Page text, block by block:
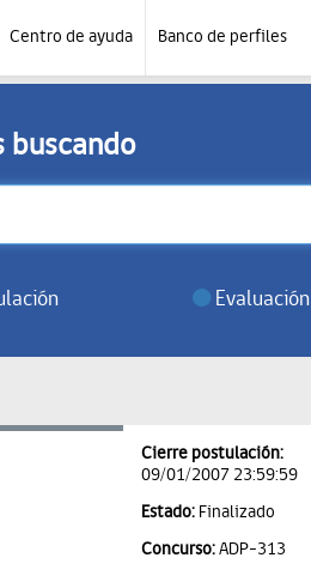
Centro de ayuda Banco de perfiles
buscando
Evaluación
Cierre postulación:
09/01/2007 23:59:59
Estado: Finalizado
Concurso:ADP-313